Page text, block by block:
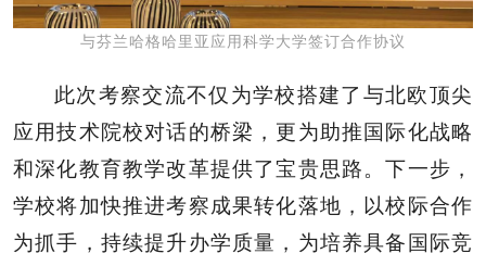
与芬兰哈格哈里亚应用科学大学签订合作协议
此次考察交流不仅为学校搭建了与北欧顶尖
应用技术院校对话的桥梁，更为助推国际化战略
和深化教育教学改革提供了宝贵思路。下一步，
学校将加快推进考察成果转化落地，以校际合作
为抓手，持续提升办学质量，为培养具备国际竞